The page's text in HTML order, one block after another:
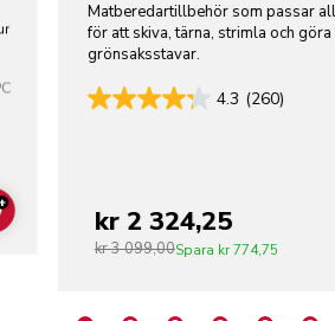
ADD TO CART
Matberedartillbehör som passar
för att skiva, tärna, strimla och göra
grönsaksstavar.
4.3 (260)
kr 2 324,25
kr 3 099,00Spara kr 774,75